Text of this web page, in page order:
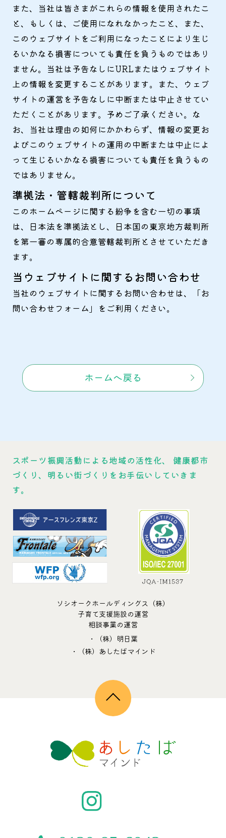
また、当社は皆さまがこれらの情報を使用されたこ
と、もしくは、ご使用になれなかったこと、また、
このウェブサイトをご利用になったことにより生じ
るいかなる損害についても責任を負うものではあり
ません。当社は予告なしにURLまたはウェブサイト
上の情報を変更することがあります。また、ウェブ
サイトの運営を予告なしに中断または中止させてい
ただくことがあります。予めご了承ください。な
お、当社は理由の如何にかかわらず、情報の変更お
よびこのウェブサイトの運用の中断または中止によ
って生じるいかなる損害についても責任を負うもの
ではありません。
準拠法・管轄裁判所について
このホームページに関する紛争を含む一切の事項
は、日本法を準拠法とし、日本国の東京地方裁判所
を第一審の専属的合意管轄裁判所とさせていただき
ます。
当ウェブサイトに関するお問い合わせ
当社のウェブサイトに関するお問い合わせは、「お
問い合わせフォーム」をご利用ください。
ホームへ戻る
スポーツ振興活動による地域の活性化、
健康都市
づくり、明るい街づくりをお手伝いしていきま
す。
ソシオークホールディングス（株）
子育て支援施設の運営
相談事業の運営
・（株）明日葉
・（株）あしたばマインド